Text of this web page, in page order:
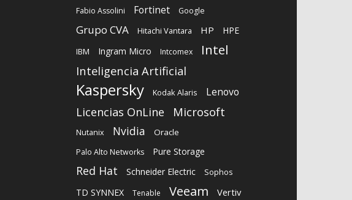
Fabio Assolini
Fortinet Google
Grupo CVA Hitachi Vantara HP HPE
IBM Ingram Micro Intcomex Intel
Inteligencia Artificial
Kaspersky Kodak Alaris Lenovo
Licencias OnLine Microsoft
Nutanix Nvidia Oracle
Palo Alto Networks Pure Storage
Red Hat Schneider Electric Sophos
TD SYNNEX Tenable Veeam Vertiv